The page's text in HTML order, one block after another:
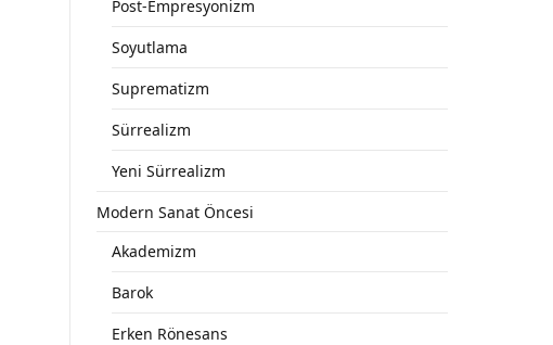
Post-Empresyonizm
Soyutlama
Suprematizm
Sürrealizm
Yeni Sürrealizm
Modern Sanat Öncesi
Akademizm
Barok
Erken Rönesans